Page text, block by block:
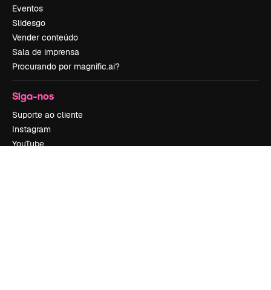
Eventos
Slidesgo
Vender conteúdo
Sala de imprensa
Procurando por magnific.ai?
Siga-nos
Suporte ao cliente
Instagram
YouTube